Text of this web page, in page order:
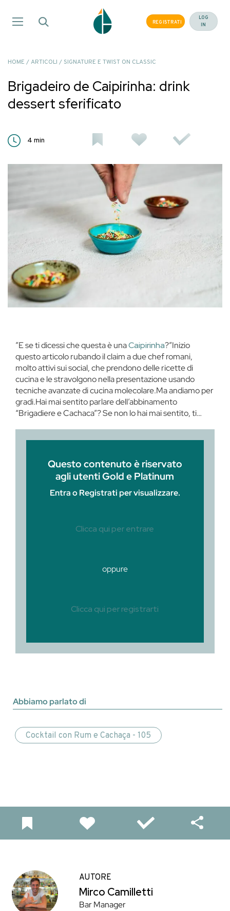
REGISTRATI
LOG
IN
HOME /ARTICOLI / SIGNATURE E TWIST ON CLASSIC
Brigadeiro de Caipirinha: drink
dessert sferificato
4 min
”E se ti dicessi che questa è unaCaipirinha?”Inizio
questo articolo rubando il claim a due chef romani,
molto attivi sui social, che prendono delle ricette di
cucina e le stravolgono nella presentazione usando
tecniche avanzate di cucina molecolare.Ma andiamo per
gradi.Hai mai sentito parlare dell’abbinamento
“Brigadiere e Cachaca”? Se non lo hai mai sentito, ti…
Questo contenuto è riservato
agli utenti Gold e Platinum
Entra o Registrati per visualizzare.
Clicca qui per entrare
oppure
Clicca qui per registrarti
Abbiamo parlato di
Cocktail con Rum e Cachaça - 105
AUTORE
Mirco Camilletti
Bar Manager